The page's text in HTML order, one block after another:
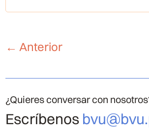
← Anterior
¿Quieres conversar con
Escríbenos